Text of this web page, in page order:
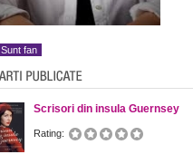
Sunt fan
Scrisori din insula Guernsey
Rating: